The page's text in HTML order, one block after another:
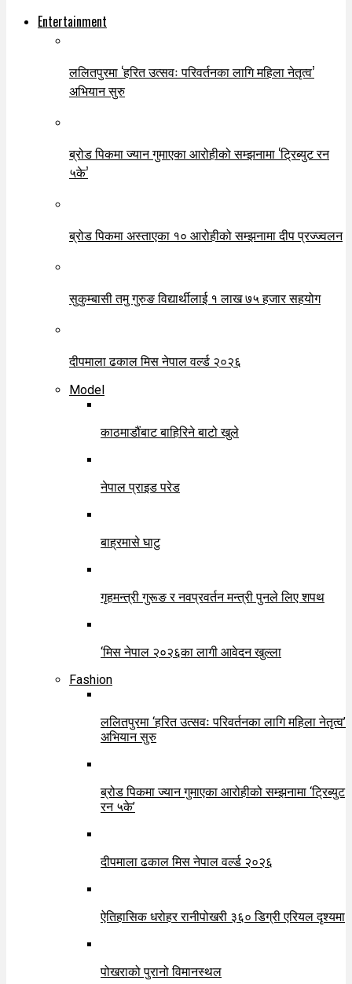
Entertainment
ललितपुरमा ‘हरित उत्सवः परिवर्तनका लागि महिला नेतृत्व’
अभियान सुरु
ब्रोड पिकमा ज्यान गुमाएका आरोहीको सम्झनामा ‘ट्रिब्युट रन
५के’
ब्रोड पिकमा अस्ताएका १० आरोहीको सम्झनामा दीप प्रज्ज्वलन
सुकुम्बासी तमु गुरुङ विद्यार्थीलाई १ लाख ७५ हजार सहयोग
दीपमाला ढकाल मिस नेपाल वर्ल्ड २०२६
Model
काठमाडौंबाट बाहिरिने बाटो खुले
नेपाल प्राइड परेड
बाह्रमासे घाटु
गृहमन्त्री गुरूङ र नवप्रवर्तन मन्त्री पुनले लिए शपथ
‘मिस नेपाल २०२६का लागी आवेदन खुल्ला
Fashion
ललितपुरमा ‘हरित उत्सवः परिवर्तनका लागि महिला नेतृत्व’
अभियान सुरु
ब्रोड पिकमा ज्यान गुमाएका आरोहीको सम्झनामा ‘ट्रिब्युट
रन ५के’
दीपमाला ढकाल मिस नेपाल वर्ल्ड २०२६
ऐतिहासिक धरोहर रानीपोखरी ३६० डिग्री एरियल दृश्यमा
पोखराको पुरानो विमानस्थल